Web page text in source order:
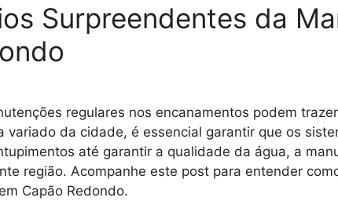
Surpreendentes da
regulares nos encanamentos podem
variado da cidade, é essencial garantir que os
até garantir a qualidade da água, a
região. Acompanhe este post para entender
Capão Redondo.